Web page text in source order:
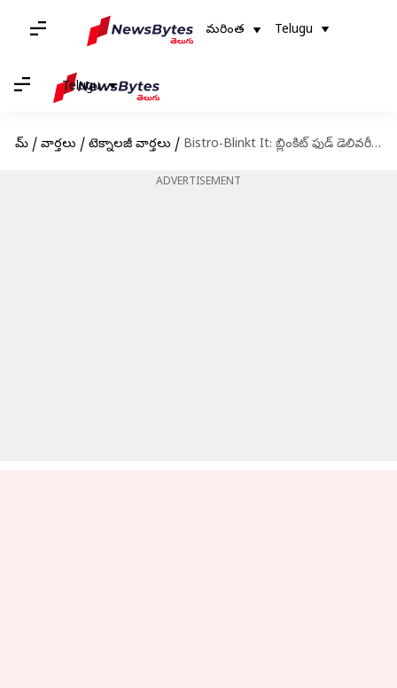
మరింత Telugu
Telugu
హోమ్ / వార్తలు / టెక్నాలజీ వార్తలు / Bistro-Blinkt It: బ్లింకిట్ ఫుడ్ డెలివరీ యాప్ 'బిస్ట్రో'ప్రారంభం.. 10 నిమిషాల్లో ఫుడ్ డెలివరీ..
ADVERTISEMENT